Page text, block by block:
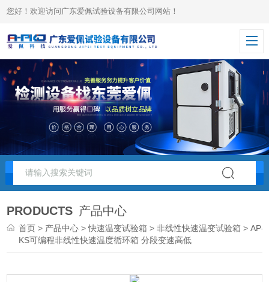
您好！欢迎访问广东爱佩试验设备有限公司网站！
PRODUCTS 产品中心
首页 > 产品中心 >快速温变试验箱 >非线性快速温变试验箱 > AP-
KS可编程非线性快速温度循环箱 分段变速高低